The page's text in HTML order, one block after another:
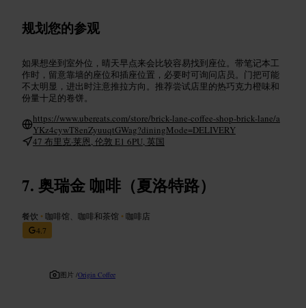
规划您的参观
如果想坐到室外位，晴天早点来会比较容易找到座位。带笔记本工
作时，留意靠墙的座位和插座位置，必要时可询问店员。门把可能
不太明显，进出时注意推拉方向。推荐尝试店里的热巧克力橙味和
份量十足的卷饼。
https://www.ubereats.com/store/brick-lane-coffee-shop-brick-lane/a
YKz4cywT8enZyuuqtGWag?diningMode=DELIVERY
47 布里克·莱恩, 伦敦 E1 6PU, 英国
奥瑞金 咖啡（夏洛特路）
餐饮 •咖啡馆、咖啡和茶馆 •咖啡店
4.7
图片 /Origin Coffee